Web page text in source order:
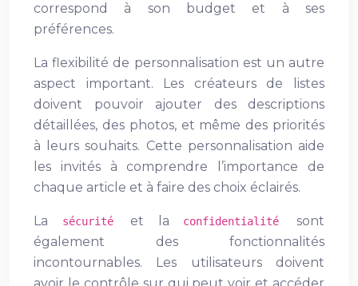
correspond à son budget et à ses
préférences.
La flexibilité de personnalisation est un autre
aspect important. Les créateurs de listes
doivent pouvoir ajouter des descriptions
détaillées, des photos, et même des priorités
à leurs souhaits. Cette personnalisation aide
les invités à comprendre l’importance de
chaque article et à faire des choix éclairés.
La sécurité et la confidentialitésont
également des fonctionnalités
incontournables. Les utilisateurs doivent